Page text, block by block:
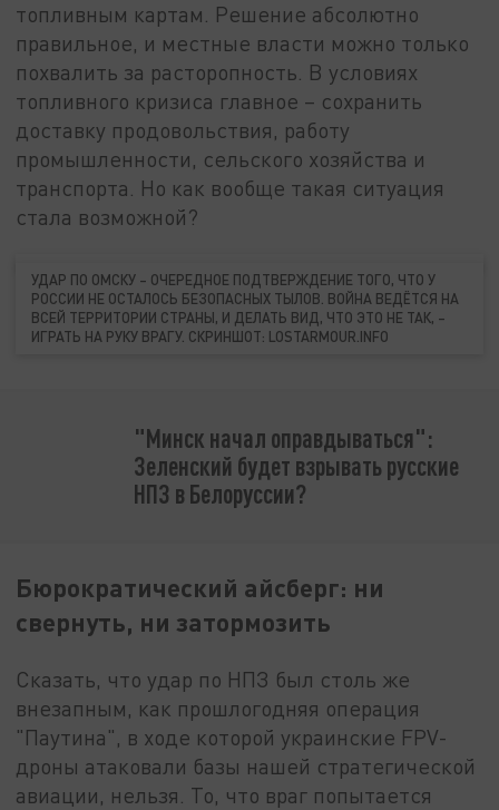
топливным картам. Решение абсолютно
правильное, и местные власти можно только
похвалить за расторопность. В условиях
топливного кризиса главное – сохранить
доставку продовольствия, работу
промышленности, сельского хозяйства и
транспорта. Но как вообще такая ситуация
стала возможной?
УДАР ПО ОМСКУ – ОЧЕРЕДНОЕ ПОДТВЕРЖДЕНИЕ ТОГО, ЧТО У
РОССИИ НЕ ОСТАЛОСЬ БЕЗОПАСНЫХ ТЫЛОВ. ВОЙНА ВЕДЁТСЯ НА
ВСЕЙ ТЕРРИТОРИИ СТРАНЫ, И ДЕЛАТЬ ВИД, ЧТО ЭТО НЕ ТАК, –
ИГРАТЬ НА РУКУ ВРАГУ. СКРИНШОТ: LOSTARMOUR.INFO
"Минск начал оправдываться":
Зеленский будет взрывать русские
НПЗ в Белоруссии?
Бюрократический айсберг: ни
свернуть, ни затормозить
Сказать, что удар по НПЗ был столь же
внезапным, как прошлогодняя операция
"Паутина", в ходе которой украинские FPV-
дроны атаковали базы нашей стратегической
авиации, нельзя. То, что враг попытается